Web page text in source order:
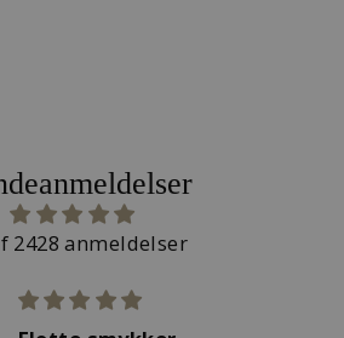
2428 anmeldelser